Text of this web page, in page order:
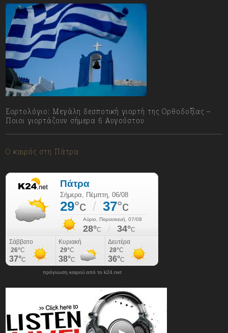
Εορτολόγιο: Μεγάλη δεσποτική γιορτή της Ορθοδοξίας –
Ποιοι γιορτάζουν σήμερα 6 Αυγούστου
Ο καιρός στη Πάτρα
πρόγνωση καιρού από το k24.net